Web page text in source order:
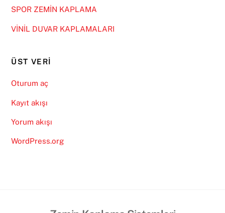
SPOR ZEMİN KAPLAMA
VİNİL DUVAR KAPLAMALARI
ÜST VERI
Oturum aç
Kayıt akışı
Yorum akışı
WordPress.org